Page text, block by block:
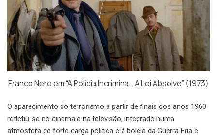
Franco Nero em “A Polícia Incrimina… A Lei Absolve” (1973)
O aparecimento do terrorismo a partir de finais dos anos 1960
refletiu-se no cinema e na televisão, integrado numa
atmosfera de forte carga política e à boleia da Guerra Fria e